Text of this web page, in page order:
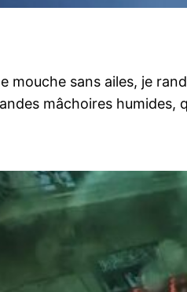
mouche sans ailes, je
mâchoires humides,